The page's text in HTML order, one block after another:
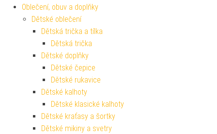
Oblečení, obuv a doplňky
Dětské oblečení
Dětská trička a tílka
Dětská trička
Dětské doplňky
Dětské čepice
Dětské rukavice
Dětské kalhoty
Dětské klasické kalhoty
Dětské kraťasy a šortky
Dětské mikiny a svetry